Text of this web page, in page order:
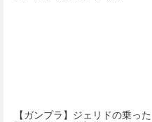
【ガンプラ】ジェリドの乗った